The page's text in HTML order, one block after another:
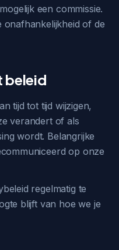
een commissie.
onafhankelijkheid of de
beleid
tijd tot tijd wijzigen,
verandert of als
wordt. Belangrijke
op onze
regelmatig te
blijft van hoe we je